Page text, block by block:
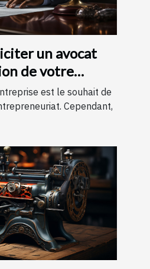
un avocat
de votre
est le souhait de
Cependant,